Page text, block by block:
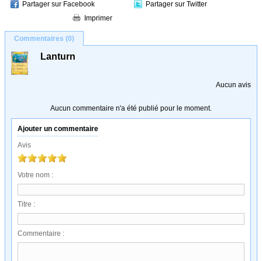
Partager sur Facebook
Partager sur Twitter
Imprimer
Commentaires (0)
Lanturn
Aucun avis
Aucun commentaire n'a été publié pour le moment.
Ajouter un commentaire
Avis
Votre nom :
Titre :
Commentaire :